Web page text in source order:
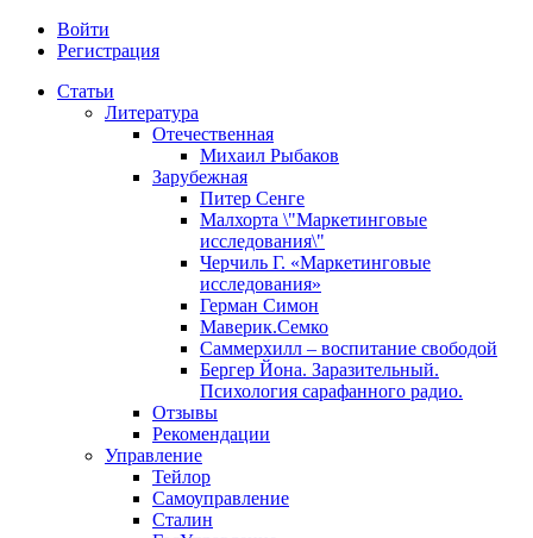
Войти
Регистрация
Статьи
Литература
Отечественная
Михаил Рыбаков
Зарубежная
Питер Сенге
Малхорта \"Маркетинговые
исследования\"
Черчиль Г. «Маркетинговые
исследования»
Герман Симон
Маверик.Семко
Саммерхилл – воспитание свободой
Бергер Йона. Заразительный.
Психология сарафанного радио.
Отзывы
Рекомендации
Управление
Тейлор
Самоуправление
Сталин